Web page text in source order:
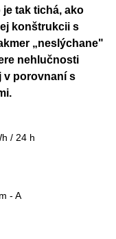
tak tichá, ako
konštrukcii s
„neslýchane"
nehlučnosti
v porovnaní s
/ 24 h
- A